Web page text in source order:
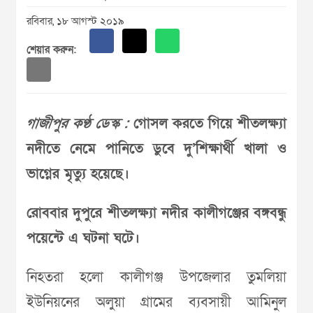
রবিবার, ১৮ আগস্ট ২০১৯
শেয়ার করুন:
গাজীপুর কণ্ঠ ডেস্ক :গোসল করতে গিয়ে শীতলক্ষ্যা
নদীতে নেমে পানিতে ডুবে দু’শিক্ষার্থী খালা ও
ভাগ্নের মৃত্যু হয়েছে।
রোববার দুপুরে শীতলক্ষ্যা নদীর কালীগঞ্জের বঙ্গবন্ধু
পয়েন্টে এ ঘটনা ঘটে।
নিহতরা হলো কালীগঞ্জ উপজেলার তুমলিয়া
ইউনিয়নের অলুয়া গ্রামের ব্যবসায়ী আমিনুল